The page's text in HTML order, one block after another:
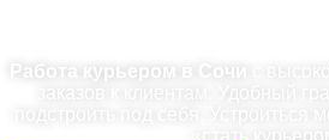
Работа курьером в Сочи